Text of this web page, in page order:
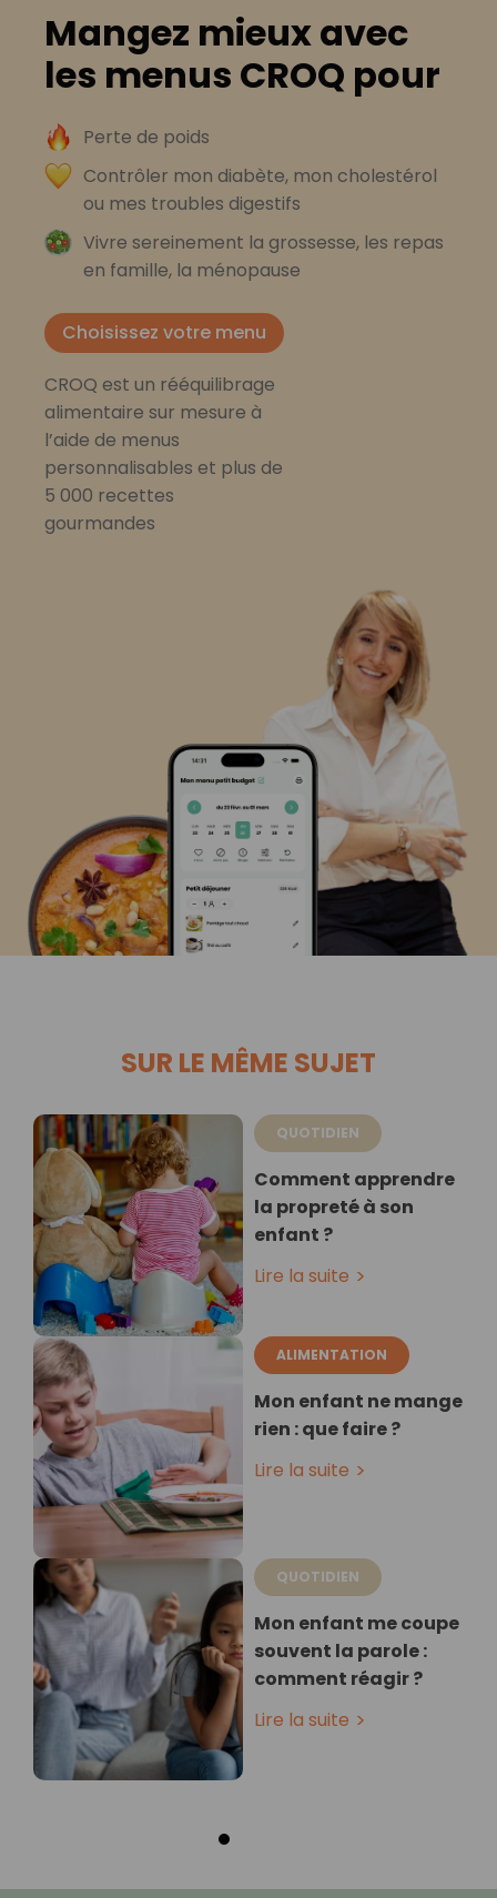
Mangez mieux avec
les menus CROQ pour
Perte de poids
Contrôler mon diabète, mon cholestérol
ou mes troubles digestifs
Vivre sereinement la grossesse, les repas
en famille, la ménopause
Choisissez votre menu
CROQ est un rééquilibrage
alimentaire sur mesure à
l’aide de menus
personnalisables et plus de
5 000 recettes
gourmandes
SUR LE MÊME SUJET
QUOTIDIEN
Comment apprendre
la propreté à son
enfant ?
Lire la suite
ALIMENTATION
Mon enfant ne mange
rien : que faire ?
Lire la suite
QUOTIDIEN
Mon enfant me coupe
souvent la parole :
comment réagir ?
Lire la suite